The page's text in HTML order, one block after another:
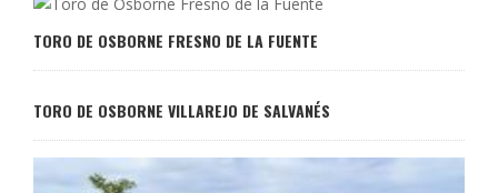
TORO DE OSBORNE FRESNO DE LA FUENTE
TORO DE OSBORNE VILLAREJO DE SALVANÉS